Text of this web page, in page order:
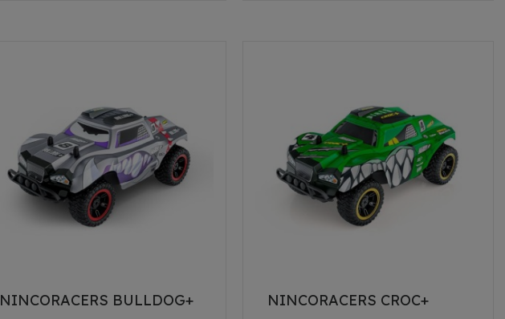
NINCORACERS BULLDOG+ NINCORACERS CROC+